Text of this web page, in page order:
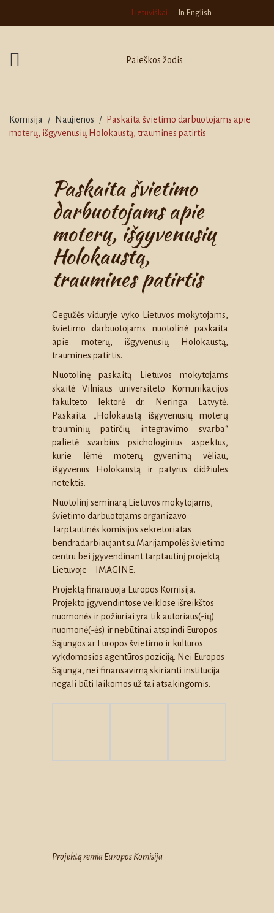
Lietuviškai In English
Komisija / Naujienos /
Paskaita švietimo darbuotojams apie
moterų, išgyvenusių Holokaustą, traumines patirtis
Paskaita švietimo
darbuotojams apie
moterų, išgyvenusių
Holokaustą,
traumines patirtis
Gegužės viduryje vyko Lietuvos mokytojams,
švietimo darbuotojams nuotolinė paskaita
apie moterų, išgyvenusių Holokaustą,
traumines patirtis.
Nuotolinę paskaitą Lietuvos mokytojams
skaitė Vilniaus universiteto Komunikacijos
fakulteto lektorė dr. Neringa Latvytė.
Paskaita „Holokaustą išgyvenusių moterų
trauminių patirčių integravimo svarba“
palietė svarbius psichologinius aspektus,
kurie lėmė moterų gyvenimą vėliau,
išgyvenus Holokaustą ir patyrus didžiules
netektis.
Nuotolinį seminarą Lietuvos mokytojams,
švietimo darbuotojams organizavo
Tarptautinės komisijos sekretoriatas
bendradarbiaujant su Marijampolės švietimo
centru bei įgyvendinant tarptautinį projektą
Lietuvoje – IMAGINE.
Projektą finansuoja Europos Komisija.
Projekto įgyvendintose veiklose išreikštos
nuomonės ir požiūriai yra tik autoriaus(-ių)
nuomonė(-ės) ir nebūtinai atspindi Europos
Sąjungos ar Europos švietimo ir kultūros
vykdomosios agentūros poziciją. Nei Europos
Sąjunga, nei finansavimą skirianti institucija
negali būti laikomos už tai atsakingomis.
Projektą remia Europos Komisija